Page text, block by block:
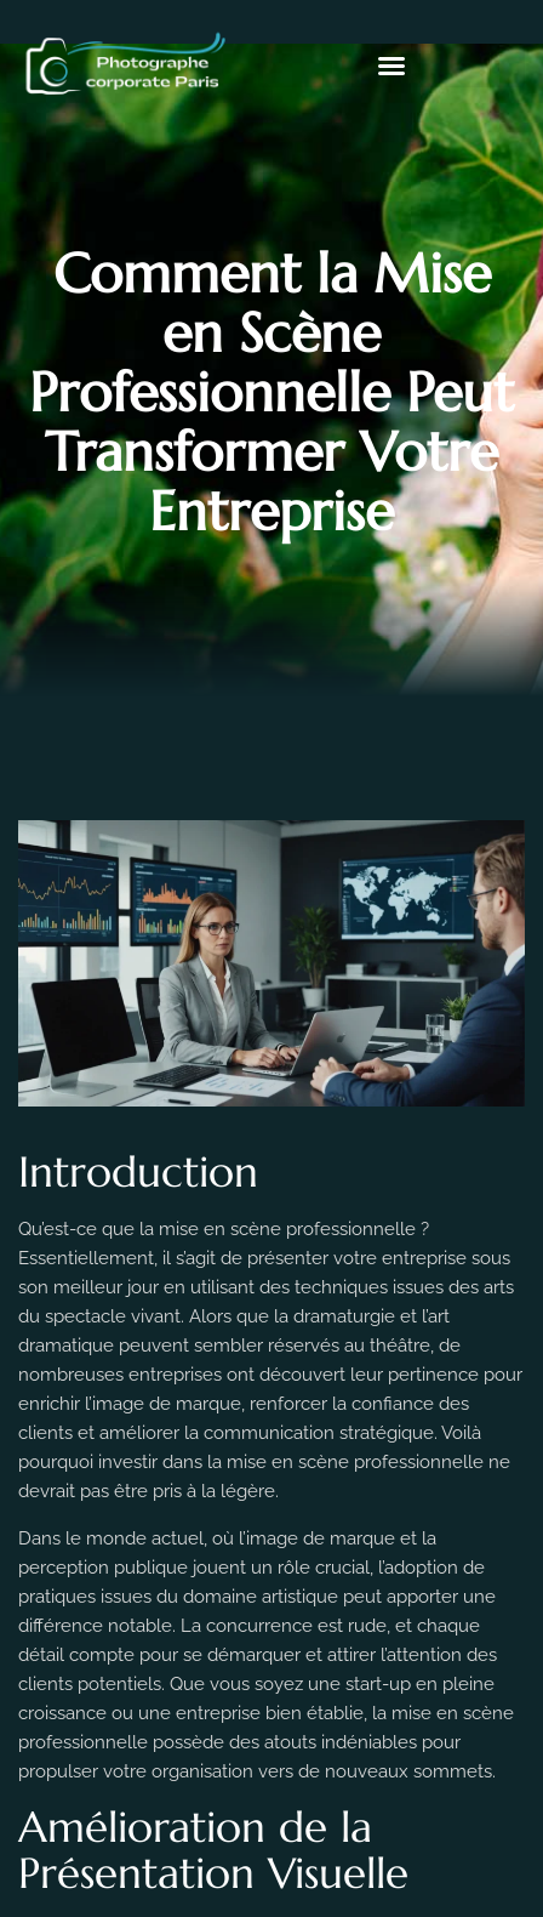
Comment la Mise
en Scène
Professionnelle Peut
Transformer Votre
Entreprise
Introduction
Qu’est-ce que la mise en scène professionnelle ?
Essentiellement, il s’agit de présenter votre entreprise sous
son meilleur jour en utilisant des techniques issues des arts
du spectacle vivant. Alors que la dramaturgie et l’art
dramatique peuvent sembler réservés au théâtre, de
nombreuses entreprises ont découvert leur pertinence pour
enrichir l’image de marque, renforcer la confiance des
clients et améliorer la communication stratégique. Voilà
pourquoi investir dans la mise en scène professionnelle ne
devrait pas être pris à la légère.
Dans le monde actuel, où l’image de marque et la
perception publique jouent un rôle crucial, l’adoption de
pratiques issues du domaine artistique peut apporter une
différence notable. La concurrence est rude, et chaque
détail compte pour se démarquer et attirer l’attention des
clients potentiels. Que vous soyez une start-up en pleine
croissance ou une entreprise bien établie, la mise en scène
professionnelle possède des atouts indéniables pour
propulser votre organisation vers de nouveaux sommets.
Amélioration de la
Présentation Visuelle